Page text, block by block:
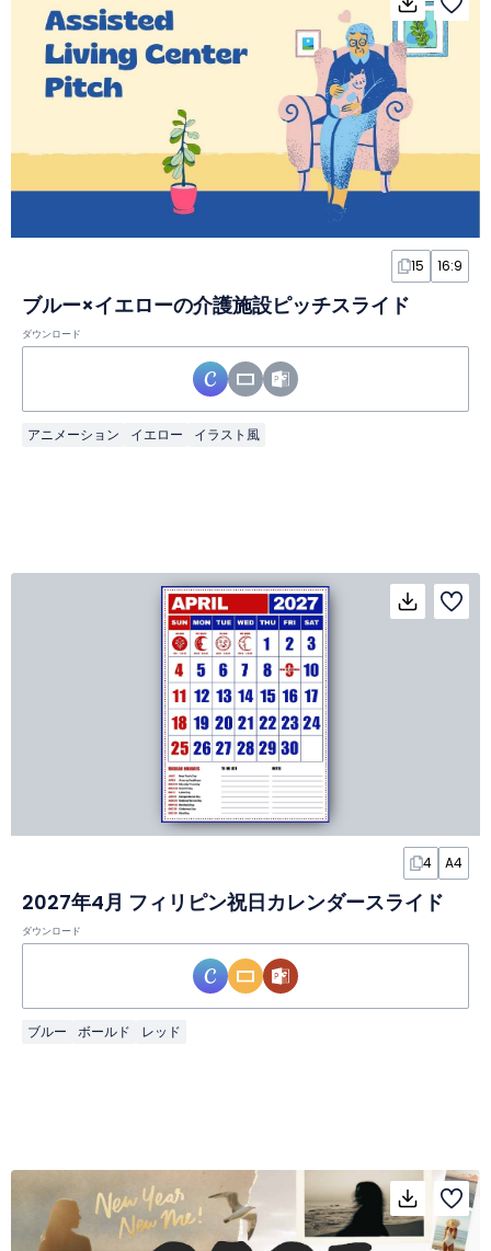
15 16:9
ブルー×イエローの介護施設ピッチスライド
ダウンロード
アニメーション イエロー イラスト風
4 A4
2027年4月 フィリピン祝日カレンダースライド
ダウンロード
ブルー ボールド レッド